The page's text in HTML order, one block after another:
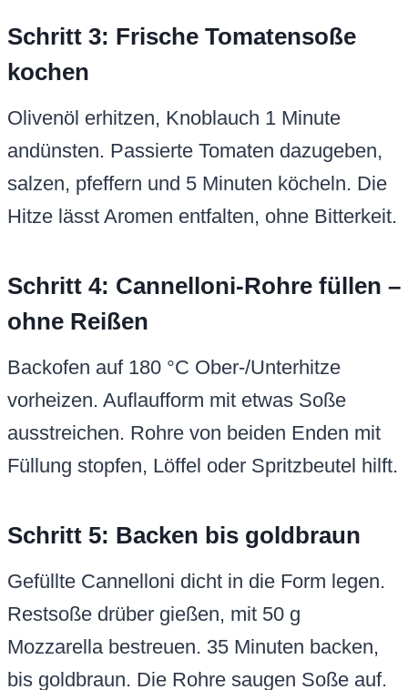
Schritt 3: Frische Tomatensoße
kochen
Olivenöl erhitzen, Knoblauch 1 Minute
andünsten. Passierte Tomaten dazugeben,
salzen, pfeffern und 5 Minuten köcheln. Die
Hitze lässt Aromen entfalten, ohne Bitterkeit.
Schritt 4: Cannelloni-Rohre füllen –
ohne Reißen
Backofen auf 180 °C Ober-/Unterhitze
vorheizen. Auflaufform mit etwas Soße
ausstreichen. Rohre von beiden Enden mit
Füllung stopfen, Löffel oder Spritzbeutel hilft.
Schritt 5: Backen bis goldbraun
Gefüllte Cannelloni dicht in die Form legen.
Restsoße drüber gießen, mit 50 g
Mozzarella bestreuen. 35 Minuten backen,
bis goldbraun. Die Rohre saugen Soße auf.